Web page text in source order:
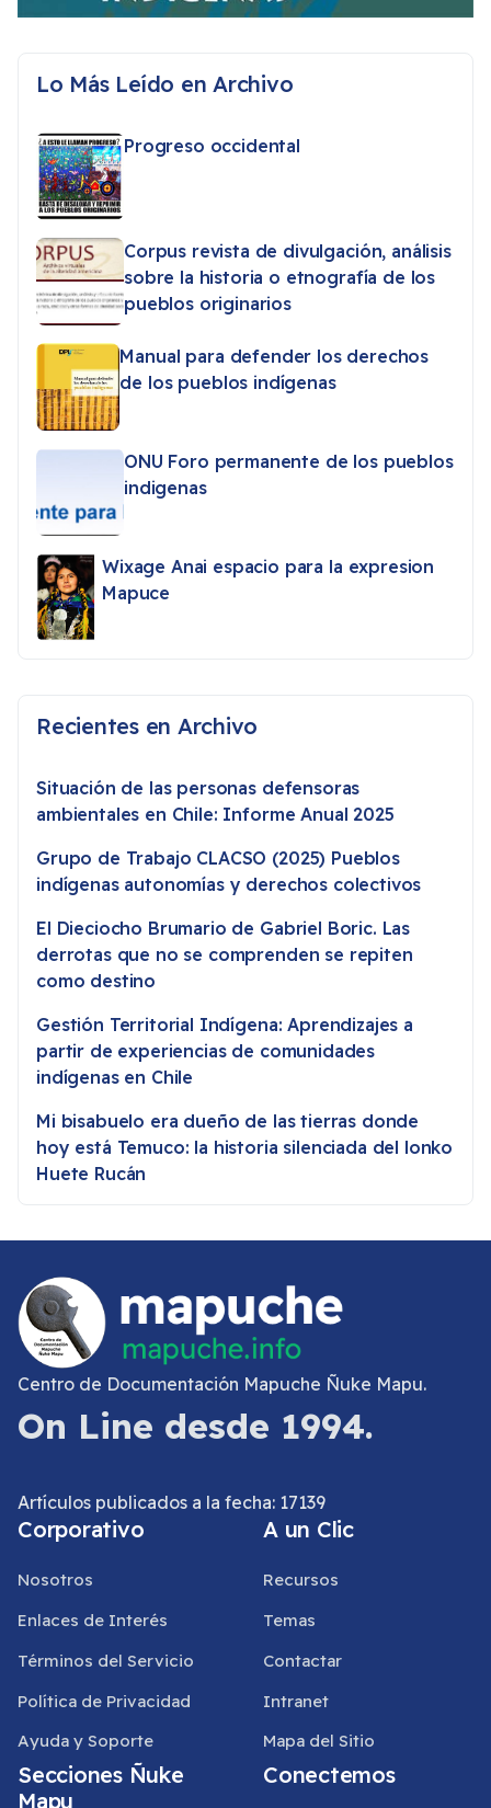
Lo Más Leído en Archivo
Progreso occidental
Corpus revista de divulgación, análisis
sobre la historia o etnografía de los
pueblos originarios
Manual para defender los derechos
de los pueblos indígenas
ONU Foro permanente de los pueblos
indigenas
Wixage Anai espacio para la expresion
Mapuce
Recientes en Archivo
Situación de las personas defensoras
ambientales en Chile: Informe Anual 2025
Grupo de Trabajo CLACSO (2025) Pueblos
indígenas autonomías y derechos colectivos
El Dieciocho Brumario de Gabriel Boric. Las
derrotas que no se comprenden se repiten
como destino
Gestión Territorial Indígena: Aprendizajes a
partir de experiencias de comunidades
indígenas en Chile
Mi bisabuelo era dueño de las tierras donde
hoy está Temuco: la historia silenciada del lonko
Huete Rucán
Centro de Documentación Mapuche Ñuke Mapu.
On Line desde 1994.
Artículos publicados a la fecha: 17139
Corporativo
Nosotros
Enlaces de Interés
Términos del Servicio
Política de Privacidad
Ayuda y Soporte
A un Clic
Recursos
Temas
Contactar
Intranet
Mapa del Sitio
Secciones Ñuke
Mapu
Conectemos